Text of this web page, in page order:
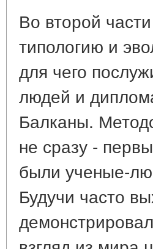
Во второй
типологию и
для чего
людей и
Балканы.
не сразу -
были ученые-
Будучи часто